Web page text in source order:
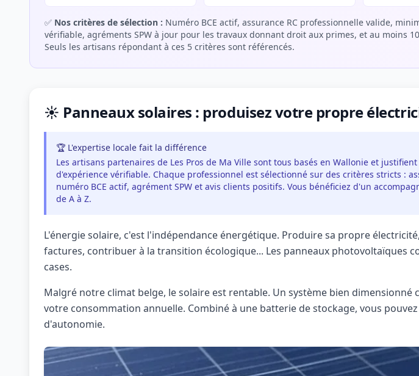
✅ Nos critères de sélection : Numéro BCE actif, assurance RC professionnelle valide,
vérifiable, agréments SPW à jour pour les travaux donnant droit aux primes, et au moins
Seuls les artisans répondant à ces 5 critères sont référencés.
☀️ Panneaux solaires : produisez votre propre
🏆 L'expertise locale fait la différence
Les artisans partenaires de Les Pros de Ma Ville sont tous basés en Wallonie et
d'expérience vérifiable. Chaque professionnel est sélectionné sur des critères stricts :
numéro BCE actif, agrément SPW et avis clients positifs. Vous bénéficiez d'un
de A à Z.
L'énergie solaire, c'est l'indépendance énergétique. Produire sa propre
factures, contribuer à la transition écologique... Les panneaux photovoltaïques
cases.
Malgré notre climat belge, le solaire est rentable. Un système bien dimensionné
votre consommation annuelle. Combiné à une batterie de stockage, vous
d'autonomie.